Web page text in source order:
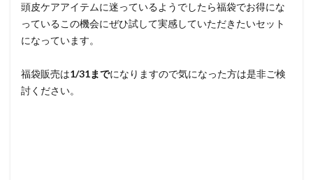
頭皮ケアアイテムに迷っているようでしたら福袋でお得にな
っているこの機会にぜひ試して実感していただきたいセット
になっています。
福袋販売は1/31までになりますので気になった方は是非ご検
討ください。